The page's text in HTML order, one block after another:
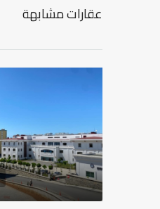
عقارات مشابهة